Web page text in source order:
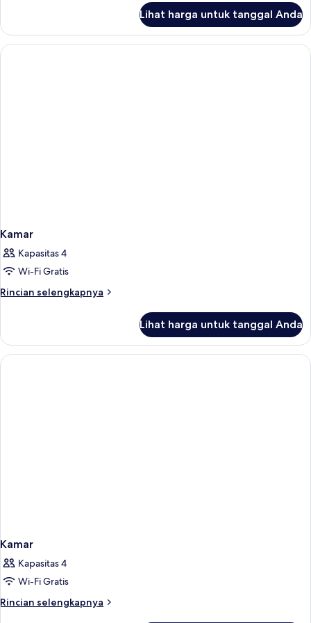
Kamar
Lihat harga untuk tanggal Anda
Kamar
Kapasitas 4
Wi-Fi Gratis
Rincian selengkapnya
Rincian
Kamar
Lihat harga untuk tanggal Anda
Kamar
Kapasitas 4
Wi-Fi Gratis
Rincian selengkapnya
Rincian